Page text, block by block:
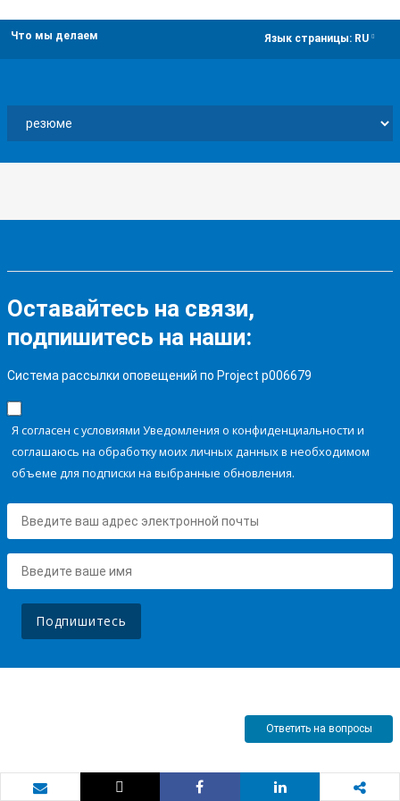
Что мы делаем Язык страницы: RU
Оставайтесь на связи,
подпишитесь на наши:
Система рассылки оповещений по Project p006679
Я согласен с условиями Уведомления о конфиденциальности и
соглашаюсь на обработку моих личных данных в необходимом
объеме для подписки на выбранные обновления.
Подпишитесь
Ответить на вопросы